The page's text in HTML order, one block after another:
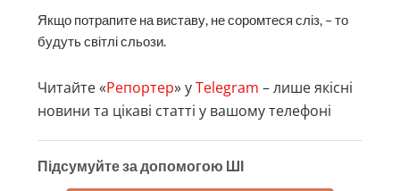
Якщо потрапите на виставу, не соромтеся сліз, – то
будуть світлі сльози.
Читайте «Репортер» уTelegram – лише якісні
новини та цікаві статті у вашому телефоні
Підсумуйте за допомогою ШІ